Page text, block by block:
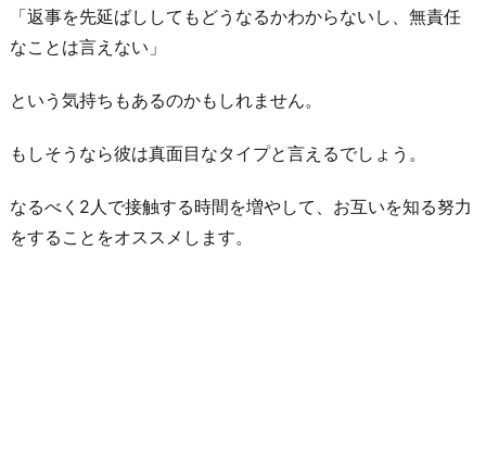
に
「返事を先延ばししてもどうなるかわからないし、無責任
なことは言えない」
という気持ちもあるのかもしれません。
もしそうなら彼は真面目なタイプと言えるでしょう。
なるべく2人で接触する時間を増やして、お互いを知る努力
をすることをオススメします。